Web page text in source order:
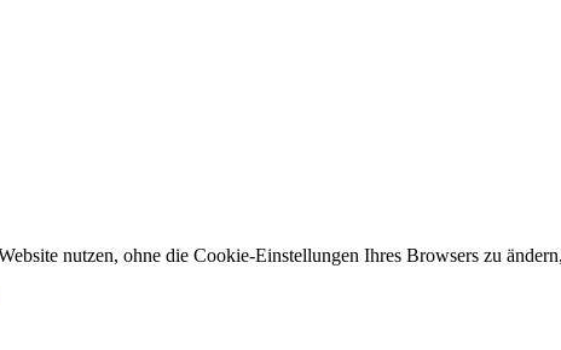
nutzen, ohne die Cookie-Einstellungen Ihres Browsers zu